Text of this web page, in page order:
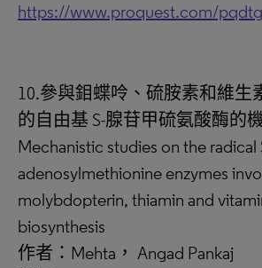
https://www.proquest.com/
10.參與鉬蝶呤、硫胺素和維生
的自由基 S-腺苷甲硫氨酸酶的
Mechanistic studies on the radical
adenosylmethionine enzymes
molybdopterin, thiamin and
biosynthesis
作者：Mehta， Angad Pankaj